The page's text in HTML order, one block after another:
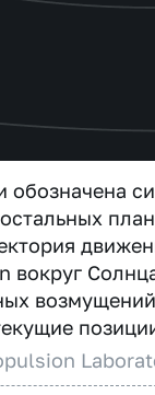
обозначена
вокруг